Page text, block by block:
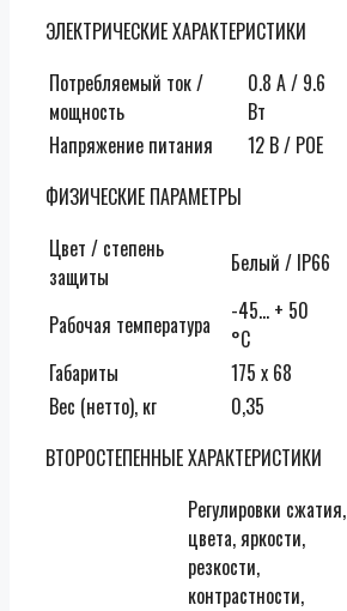
ЭЛЕКТРИЧЕСКИЕ ХАРАКТЕРИСТИКИ
Потребляемый ток /
мощность
0.8 А / 9.6
Вт
Напряжение питания
12 В / POE
ФИЗИЧЕСКИЕ ПАРАМЕТРЫ
Цвет / степень
защиты
Белый / IP66
Рабочая температура
-45… + 50
°С
Габариты
175 х 68
Вес (нетто), кг
0,35
ВТОРОСТЕПЕННЫЕ ХАРАКТЕРИСТИКИ
Регулировки сжатия,
цвета, яркости,
резкости,
контрастности,